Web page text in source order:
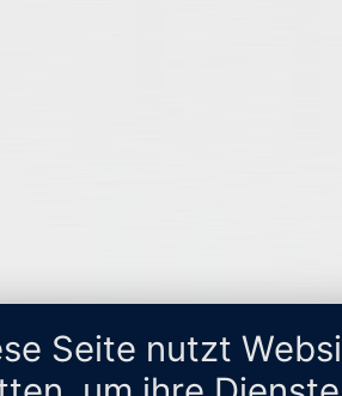
Seite nutzt